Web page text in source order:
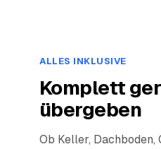
ALLES INKLUSIVE
Komplett
übergeben
Ob Keller, Dachboden,